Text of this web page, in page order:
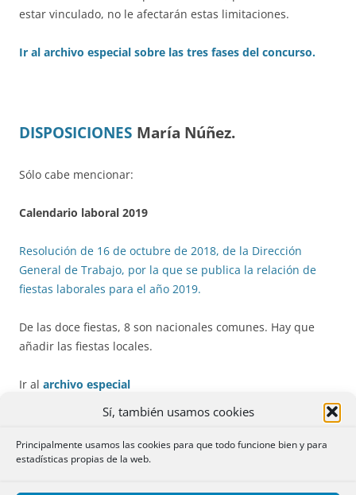
Sí, también usamos cookies
Principalmente usamos las cookies para que todo funcione bien y para
estadísticas propias de la web.
estar vinculado, no le afectarán estas limitaciones.
Ir al archivo especial sobre las tres fases del concurso.
DISPOSICIONES María Núñez.
Sólo cabe mencionar:
Calendario laboral 2019
Resolución de 16 de octubre de 2018, de la Dirección
General de Trabajo, por la que se publica la relación de
fiestas laborales para el año 2019.
De las doce fiestas, 8 son nacionales comunes. Hay que
añadir las fiestas locales.
Ir al archivo especial
No se han publicado Disposiciones Autonómicas de
interés para los Registros de la Propiedad. Tampoco
Resoluciones judiciales.